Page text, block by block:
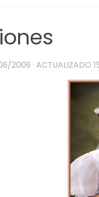
2006 · ACTUALIZADO